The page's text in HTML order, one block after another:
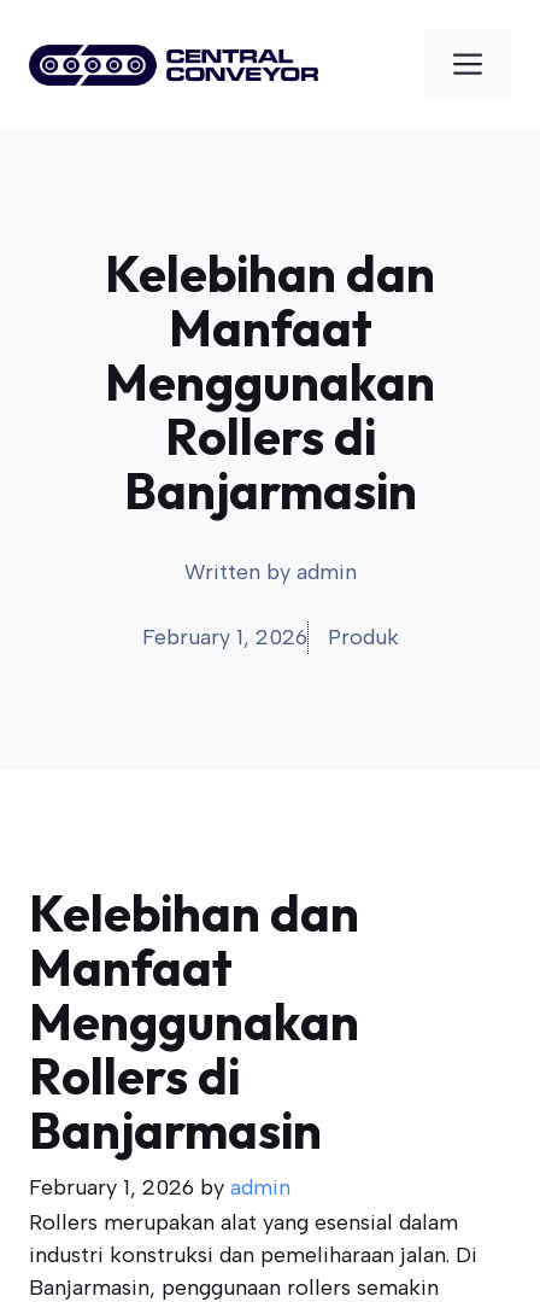
content
Kelebihan dan
Manfaat
Menggunakan
Rollers di
Banjarmasin
Written by admin
February 1, 2026 Produk
Kelebihan dan
Manfaat
Menggunakan
Rollers di
Banjarmasin
February 1, 2026 by admin
Rollers merupakan alat yang esensial dalam
industri konstruksi dan pemeliharaan jalan. Di
Banjarmasin, penggunaan rollers semakin